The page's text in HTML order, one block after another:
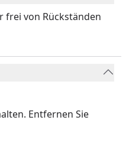
frei von Rückständen
Entfernen Sie